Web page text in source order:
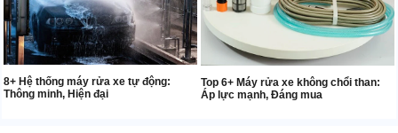
8+ Hệ thống máy rửa xe tự động:
Thông minh, Hiện đại
Top 6+ Máy rửa xe không chổi than:
Áp lực mạnh, Đáng mua